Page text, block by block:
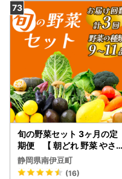
旬の野菜セット 3ヶ月の定
期便 【 朝どれ 野菜 やさ
い 新鮮 】
静岡県南伊豆町
(16)